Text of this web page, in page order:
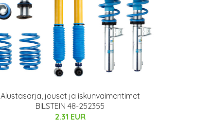
Alustasarja, jouset ja iskunvaimentimet
BILSTEIN 48-252355
2.31 EUR